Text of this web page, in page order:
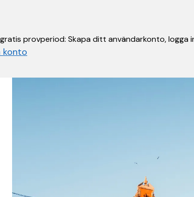
provperiod: Skapa ditt användarkonto, logga
konto